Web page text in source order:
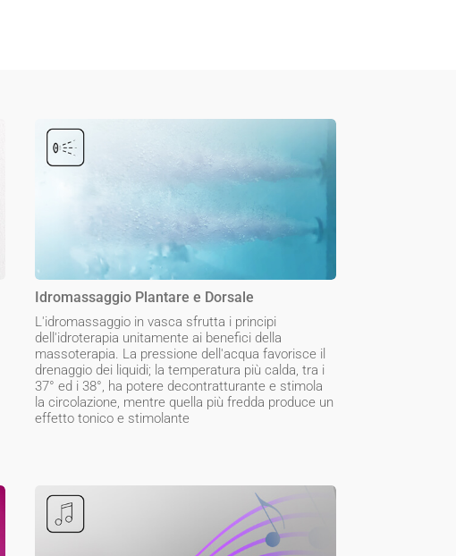
Idromassaggio Plantare e Dorsale
L'idromassaggio in vasca sfrutta i principi
dell'idroterapia unitamente ai benefici della
massoterapia. La pressione dell'acqua favorisce il
drenaggio dei liquidi; la temperatura più calda, tra i
37° ed i 38°, ha potere decontratturante e stimola
la circolazione, mentre quella più fredda produce un
effetto tonico e stimolante